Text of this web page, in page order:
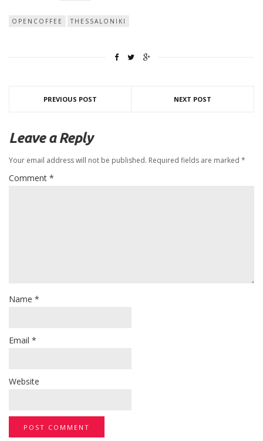
OPENCOFFEE THESSALONIKI
PREVIOUS POST NEXT POST
Leave a Reply
Your email address will not be published. Required fields are marked *
Comment *
Name *
Email *
Website